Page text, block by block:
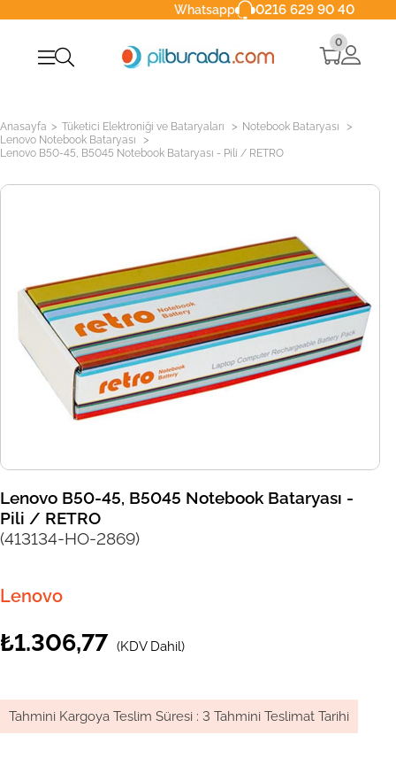
Whatsapp 0216 629 90 40
0
Anasayfa > Tüketici Elektroniği ve Bataryaları > Notebook Bataryası >
Lenovo Notebook Bataryası >
Lenovo B50-45, B5045 Notebook Bataryası - Pili / RETRO
Lenovo B50-45, B5045 Notebook Bataryası -
Pili / RETRO
(413134-HO-2869)
Lenovo
₺1.306,77 (KDV Dahil)
Tahmini Kargoya Teslim Süresi : 3 Tahmini Teslimat Tarihi